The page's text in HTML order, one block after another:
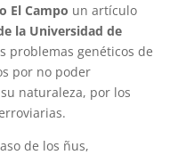
El Campo un artículo
la Universidad de
problemas genéticos de
por no poder
naturaleza, por los
de los ñus,